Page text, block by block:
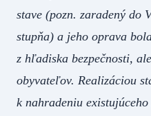
stave (pozn. zaradený do
stupňa) a jeho oprava
z hľadiska bezpečnosti,
obyvateľov. Realizáciou
k nahradeniu